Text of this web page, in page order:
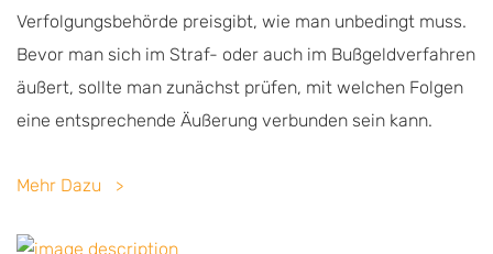
Verfolgungsbehörde preisgibt, wie man unbedingt muss.
Bevor man sich im Straf- oder auch im Bußgeldverfahren
äußert, sollte man zunächst prüfen, mit welchen Folgen
eine entsprechende Äußerung verbunden sein kann.
Mehr Dazu